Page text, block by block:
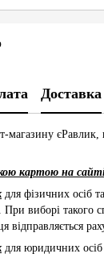
Доставка
магазину єРавлик,
картою на
для фізичних осіб
виборі такого
для юридичних